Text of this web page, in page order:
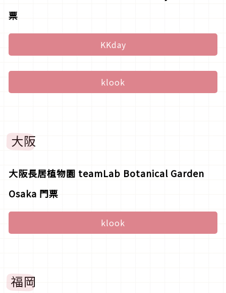
票
KKday
klook
大阪
大阪長居植物園 teamLab Botanical Garden
Osaka 門票
klook
福岡